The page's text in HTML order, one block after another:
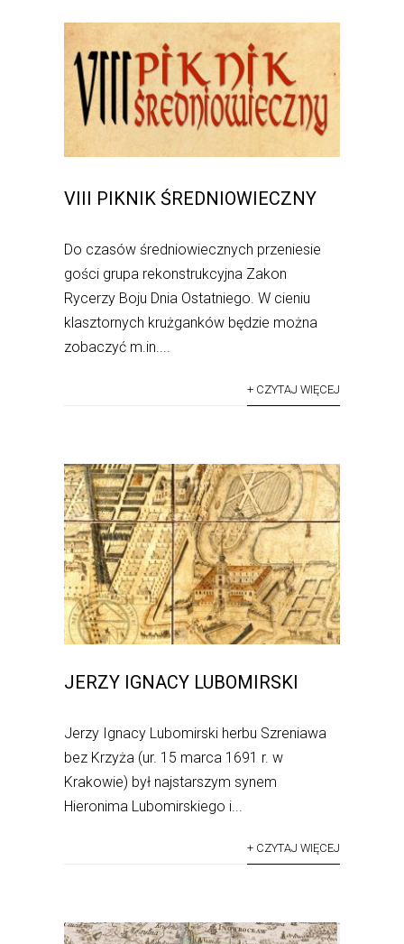
VIII PIKNIK ŚREDNIOWIECZNY
Do czasów średniowiecznych przeniesie
gości grupa rekonstrukcyjna Zakon
Rycerzy Boju Dnia Ostatniego. W cieniu
klasztornych krużganków będzie można
zobaczyć m.in....
+ CZYTAJ WIĘCEJ
JERZY IGNACY LUBOMIRSKI
Jerzy Ignacy Lubomirski herbu Szreniawa
bez Krzyża (ur. 15 marca 1691 r. w
Krakowie) był najstarszym synem
Hieronima Lubomirskiego i...
+ CZYTAJ WIĘCEJ